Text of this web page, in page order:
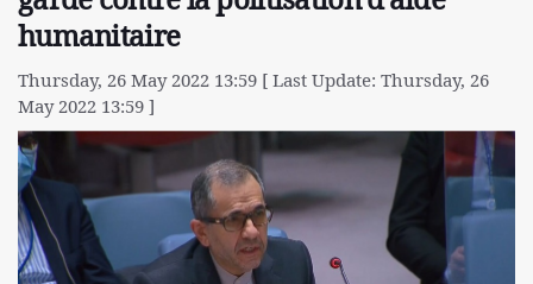
humanitaire
Thursday, 26 May 2022 13:59 [ Last Update: Thursday, 26
May 2022 13:59 ]